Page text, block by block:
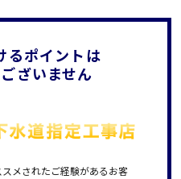
るポイントは
ざいません
メされたご経験があるお客